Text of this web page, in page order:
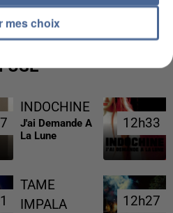
INDOCHINE
J'ai Demande A
La Lune
12h33
12h33
TAME
IMPALA
12h27
12h27
mes choix